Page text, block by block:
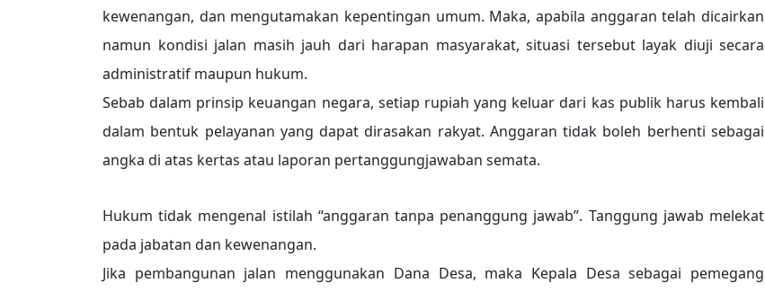
kewenangan, dan mengutamakan kepentingan umum. Maka, apabila anggaran telah dicairkan
namun kondisi jalan masih jauh dari harapan masyarakat, situasi tersebut layak diuji secara
administratif maupun hukum.
Sebab dalam prinsip keuangan negara, setiap rupiah yang keluar dari kas publik harus kembali
dalam bentuk pelayanan yang dapat dirasakan rakyat. Anggaran tidak boleh berhenti sebagai
angka di atas kertas atau laporan pertanggungjawaban semata.
Hukum tidak mengenal istilah “anggaran tanpa penanggung jawab”. Tanggung jawab melekat
pada jabatan dan kewenangan.
Jika pembangunan jalan menggunakan Dana Desa, maka Kepala Desa sebagai pemegang